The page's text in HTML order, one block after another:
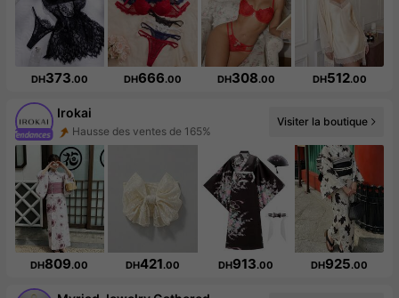
DH373.00 DH666.00 DH308.00 DH512.00
Irokai
Hausse des ventes de 165%
Visiter la boutique
DH809.00 DH421.00 DH913.00 DH925.00